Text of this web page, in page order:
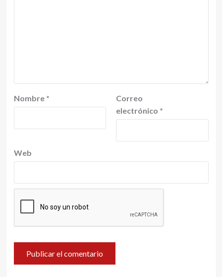
Nombre *
Correo
electrónico *
Web